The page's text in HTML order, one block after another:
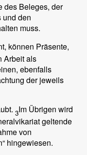
des Beleges, der
und den
muss.
können Präsente,
Arbeit als
ebenfalls
der jeweils
3Im Übrigen wird
geltende
von
hingewiesen.